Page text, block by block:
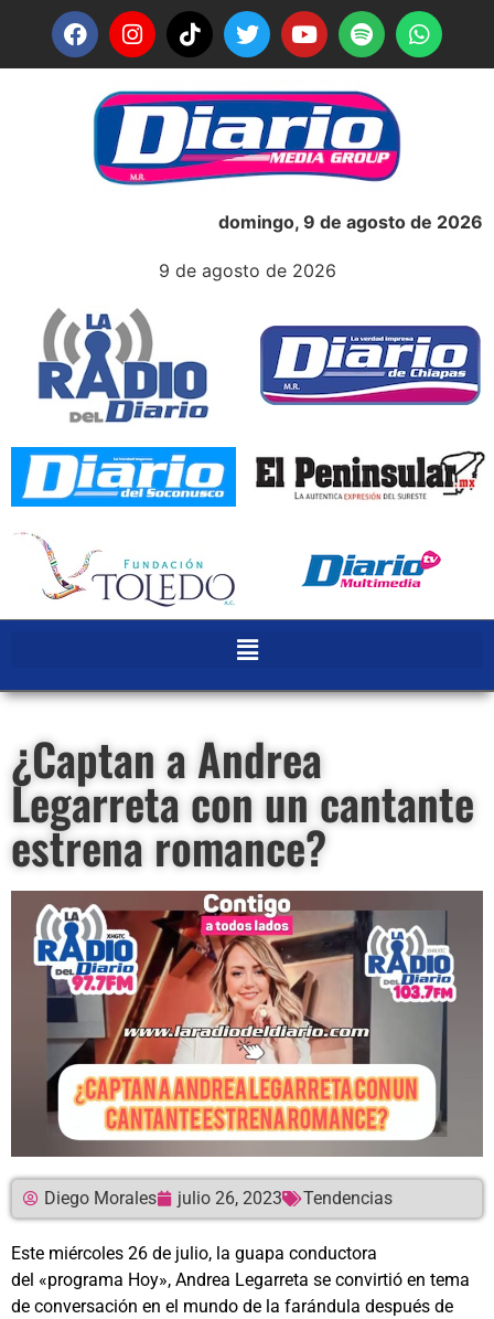
domingo, 9 de agosto de 2026
9 de agosto de 2026
¿Captan a Andrea
Legarreta con un cantante
estrena romance?
Diego Morales julio 26, 2023 Tendencias
Este miércoles 26 de julio, la guapa conductora
del «programa Hoy», Andrea Legarreta se convirtió en tema
de conversación en el mundo de la farándula después de